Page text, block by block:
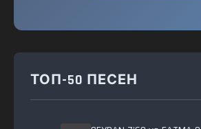
ТОП-50 ПЕСЕН